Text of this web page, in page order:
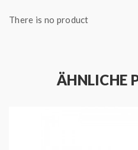
VooPoo VMATE Top Fill
Packung) - 0,4 Ohm
There is no product
ÄHNLICHE